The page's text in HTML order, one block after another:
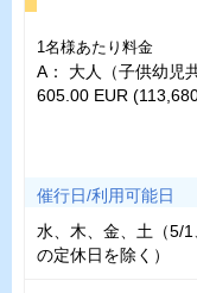
1名様あたり料金
A： 大人（子供幼児
605.00 EUR
催行日/利用可能日
水、木、金、土（5/
の定休日を除く）